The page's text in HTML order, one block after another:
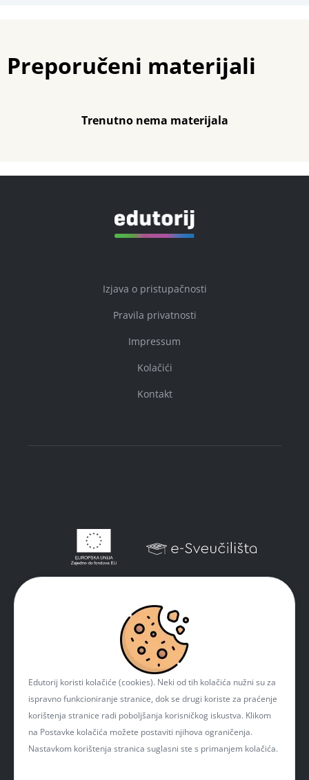
Preporučeni materijali
Trenutno nema materijala
Izjava o pristupačnosti
Pravila privatnosti
Impressum
Kolačići
Kontakt
Edutorij koristi kolačiće (cookies). Neki od tih kolačića nužni su za
ispravno funkcioniranje stranice, dok se drugi koriste za praćenje
korištenja stranice radi poboljšanja korisničkog iskustva. Klikom
na Postavke kolačića možete postaviti njihova ograničenja.
Nastavkom korištenja stranica suglasni ste s primanjem kolačića.